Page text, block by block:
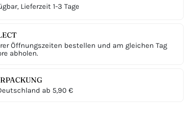
Lieferzeit 1-3 Tage
Öffnungszeiten bestellen und am gleichen Tag
abholen.
ab 5,90 €